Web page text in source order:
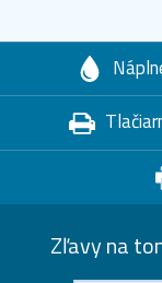
Zľavy na